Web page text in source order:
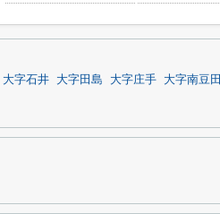
大字石井 大字田島 大字庄手 大字南豆田